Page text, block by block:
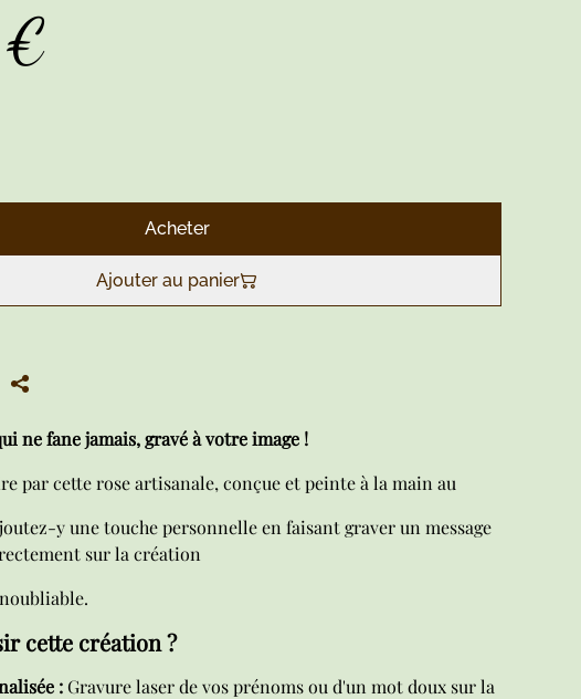
Acheter
Ajouter au panier
ne fane jamais, gravé à votre image !
par cette rose artisanale, conçue et peinte à la main au
y une touche personnelle en faisant graver un message
sur la création
cette création ?
:Gravure laser de vos prénoms ou d'un mot doux sur la